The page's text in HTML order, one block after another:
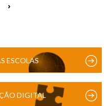
›
ESCOLAS
DIGITAL